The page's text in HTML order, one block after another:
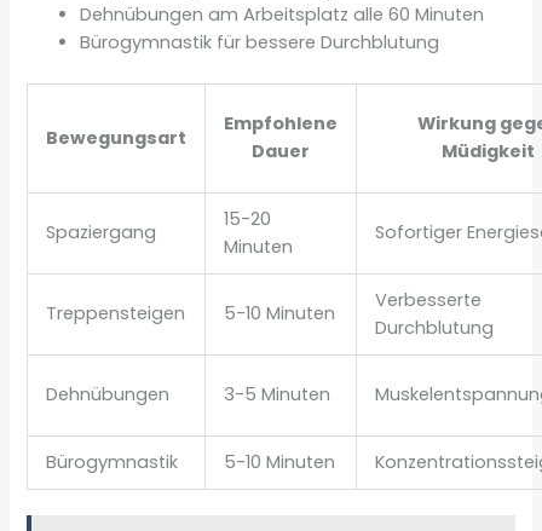
Dehnübungen am Arbeitsplatz alle 60 Minuten
Bürogymnastik für bessere Durchblutung
Bewegungsart
Empfohlene
Dauer
Wirkung
Müdigkeit
Spaziergang
15-20
Minuten
Sofortiger
Treppensteigen 5-10 Minuten
Verbesserte
Durchblutung
Dehnübungen 3-5 Minuten
Bürogymnastik 5-10 Minuten